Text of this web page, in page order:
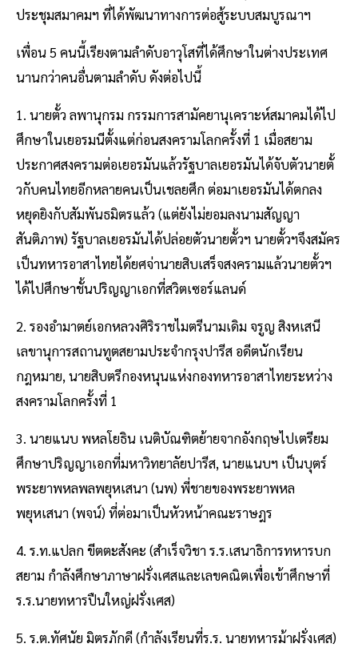
ประชุมสมาคมฯ ที่ได้พัฒนาทางการต่อสู้ระบบสมบูรณาฯ
เพื่อน 5 คนนี้เรียงตามลําดับอาวุโสที่ได้ศึกษาในต่างประเทศ
นานกว่าคนอื่นตามลําดับ ดังต่อไปนี้
1. นายตั้ว ลพานุกรม กรรมการสามัคยานุเคราะห์สมาคมได้ไป
ศึกษาในเยอรมนีตั้งแต่ก่อนสงครามโลกครั้งที่ 1 เมื่อสยาม
ประกาศสงครามต่อเยอรมันแล้วรัฐบาลเยอรมันได้จับตัวนายตั้
วกับคนไทยอีกหลายคนเป็นเชลยศึก ต่อมาเยอรมันได้ตกลง
หยุดยิงกับสัมพันธมิตรแล้ว (แต่ยังไม่ยอมลงนามสัญญา
สันติภาพ) รัฐบาลเยอรมันได้ปล่อยตัวนายตั้วฯ นายตั้วฯจึงสมัคร
เป็นทหารอาสาไทยได้ยศจ่านายสิบเสร็จสงครามแล้วนายตั้วฯ
ได้ไปศึกษาชั้นปริญญาเอกที่สวิตเซอร์แลนด์
2. รองอํามาตย์เอกหลวงศิริราชไมตรีนามเดิม จรูญ สิงหเสนี
เลขานุการสถานทูตสยามประจํากรุงปารีส อดีตนักเรียน
กฎหมาย, นายสิบตรีกองหนุนแห่งกองทหารอาสาไทยระหว่าง
สงครามโลกครั้งที่ 1
3. นายแนบ พหลโยธิน เนติบัณฑิตย้ายจากอังกฤษไปเตรียม
ศึกษาปริญญาเอกที่มหาวิทยาลัยปารีส, นายแนบฯ เป็นบุตร์
พระยาพหลพลพยุหเสนา (นพ) พี่ชายของพระยาพหล
พยุหเสนา (พจน์) ที่ต่อมาเป็นหัวหน้าคณะราษฎร
4. ร.ท.แปลก ขีตตะสังคะ (สําเร็จวิชา ร.ร.เสนาธิการทหารบก
สยาม กําลังศึกษาภาษาฝรั่งเศสและเลขคณิตเพื่อเข้าศึกษาที่
ร.ร.นายทหารปืนใหญ่ฝรั่งเศส)
5. ร.ต.ทัศนัย มิตรภักดี (กําลังเรียนที่ร.ร. นายทหารม้าฝรั่งเศส)